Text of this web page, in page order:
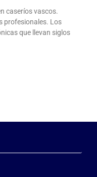
caseríos vascos.
profesionales. Los
que llevan siglos